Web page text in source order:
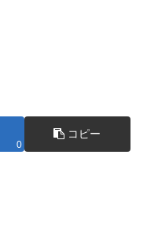
0
コピー